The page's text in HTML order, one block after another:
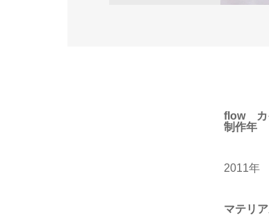
flow カ
制作年
2011年
マテリ